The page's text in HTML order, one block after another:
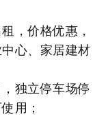
，价格优惠，
心、家居建材
独立停车场停
用；